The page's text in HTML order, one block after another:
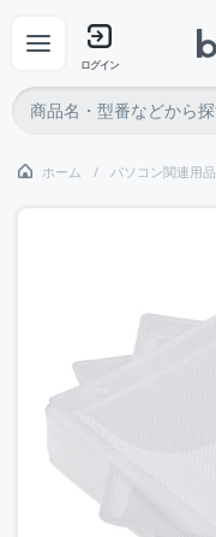
ログイン
ホーム パソコン関連用品